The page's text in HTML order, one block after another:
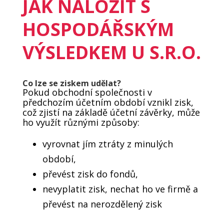
JAK NALOŽIT S
HOSPODÁŘSKÝM
VÝSLEDKEM U S.R.O.
Co lze se ziskem udělat?
Pokud obchodní společnosti v
předchozím účetním období vznikl zisk,
což zjistí na základě účetní závěrky, může
ho využít různými způsoby:
vyrovnat jím ztráty z minulých
období,
převést zisk do fondů,
nevyplatit zisk, nechat ho ve firmě a
převést na nerozdělený zisk